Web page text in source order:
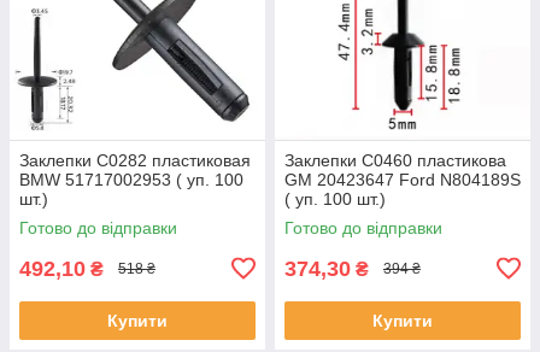
Заклепки C0282 пластиковая
BMW 51717002953 ( уп. 100
шт.)
Готово до відправки
492,10 ₴ 518 ₴
Купити
Заклепки C0460 пластикова
GM 20423647 Ford N804189S
( уп. 100 шт.)
Готово до відправки
374,30 ₴ 394 ₴
Купити